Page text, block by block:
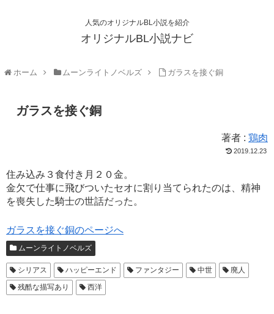
人気のオリジナルBL小説を紹介
オリジナルBL小説ナビ
ホーム ムーンライトノベルズ ガラスを接ぐ銅
ガラスを接ぐ銅
著者 : 鶏肉
2019.12.23
住み込み３食付き月２０金。
金欠で仕事に飛びついたセオに割り当てられたのは、精神
を喪失した騎士の世話だった。
ガラスを接ぐ銅のページへ
ムーンライトノベルズ
シリアス ハッピーエンド ファンタジー 中世
廃人
残酷な描写あり
西洋